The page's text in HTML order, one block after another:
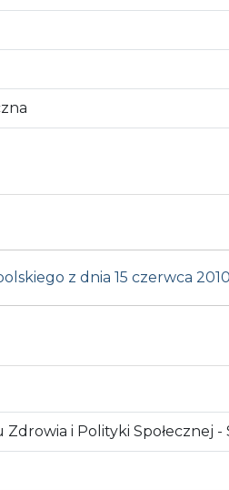
z dnia 15 czerwca
i Polityki Społecznej -